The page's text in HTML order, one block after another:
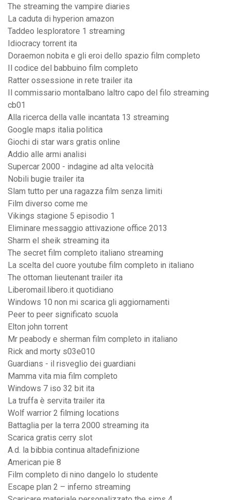
The streaming the vampire diaries
La caduta di hyperion amazon
Taddeo lesploratore 1 streaming
Idiocracy torrent ita
Doraemon nobita e gli eroi dello spazio film completo
Il codice del babbuino film completo
Ratter ossessione in rete trailer ita
Il commissario montalbano laltro capo del filo streaming
cb01
Alla ricerca della valle incantata 13 streaming
Google maps italia politica
Giochi di star wars gratis online
Addio alle armi analisi
Supercar 2000 - indagine ad alta velocità
Nobili bugie trailer ita
Slam tutto per una ragazza film senza limiti
Film diverso come me
Vikings stagione 5 episodio 1
Eliminare messaggio attivazione office 2013
Sharm el sheik streaming ita
The secret film completo italiano streaming
La scelta del cuore youtube film completo in italiano
The ottoman lieutenant trailer ita
Liberomail.libero.it quotidiano
Windows 10 non mi scarica gli aggiornamenti
Peer to peer significato scuola
Elton john torrent
Mr peabody e sherman film completo in italiano
Rick and morty s03e010
Guardians - il risveglio dei guardiani
Mamma vita mia film completo
Windows 7 iso 32 bit ita
La truffa è servita trailer ita
Wolf warrior 2 filming locations
Battaglia per la terra 2000 streaming ita
Scarica gratis cerry slot
A.d. la bibbia continua altadefinizione
American pie 8
Film completo di nino dangelo lo studente
Escape plan 2 – inferno streaming